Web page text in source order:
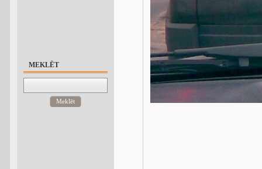
MEKLĒT
Meklēt